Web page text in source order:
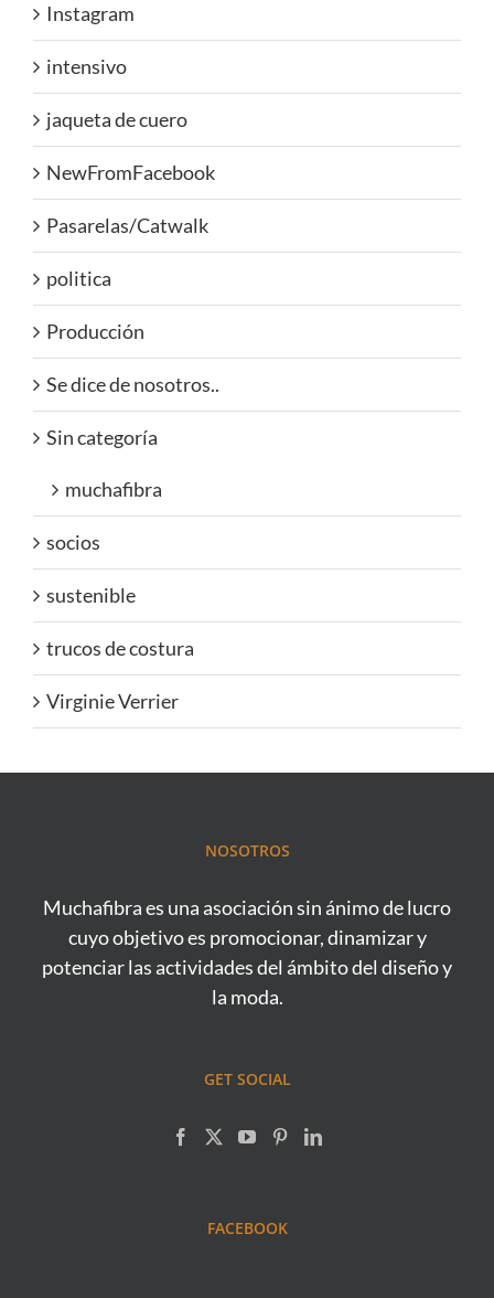
Instagram
intensivo
jaqueta de cuero
NewFromFacebook
Pasarelas/Catwalk
politica
Producción
Se dice de nosotros..
Sin categoría
muchafibra
socios
sustenible
trucos de costura
Virginie Verrier
NOSOTROS
Muchafibra es una asociación sin ánimo de lucro
cuyo objetivo es promocionar, dinamizar y
potenciar las actividades del ámbito del diseño y
la moda.
GET SOCIAL
FACEBOOK